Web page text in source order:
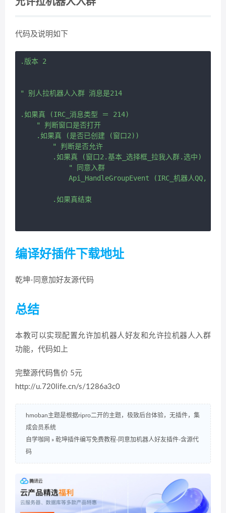
代码及说明如下
.版本 2
" 别人拉机器人入群 消息是214
.如果真 (IRC_消息类型 ＝ 214)
    " 判断窗口是否打开
    .如果真 (是否已创建 (窗口2))
        " 判断是否允许
        .如果真 (窗口2.基本_选择框_拉我入群.选中)
            " 同意入群
Api_HandleGroupEvent (IRC_机器人QQ,
        .如果真结束
编译好插件下载地址
乾坤-同意加好友源代码
总结
本教可以实现配置允许加机器人好友和允许拉机器人入群
功能，代码如上
完整源代码售价 5元
http://u.720life.cn/s/1286a3c0
hmoban主题是根据ripro二开的主题，极致后台体验，无插件，集
成会员系统
自学咖网 » 乾坤插件编写免费教程-同意加机器人好友插件-含源代
码